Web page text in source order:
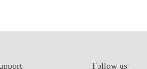
Follow us